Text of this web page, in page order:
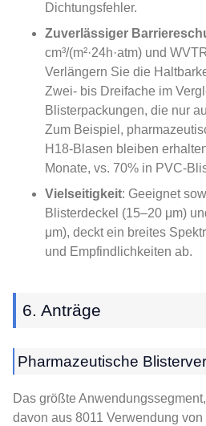
Dichtungsfehler.
Zuverlässiger
cm³/(m²·24h·atm) und
Verlängern Sie die
Zwei- bis Dreifache im
Blisterpackungen, die nur
Zum Beispiel,
H18-Blasen bleiben
Monate, vs. 70% in PVC-
Vielseitigkeit: Geeignet
Blisterdeckel (15–20 μm)
μm), deckt ein breites
und Empfindlichkeiten ab.
6. Anträge
Pharmazeutische
Das größte
davon aus 8011 Verwendung